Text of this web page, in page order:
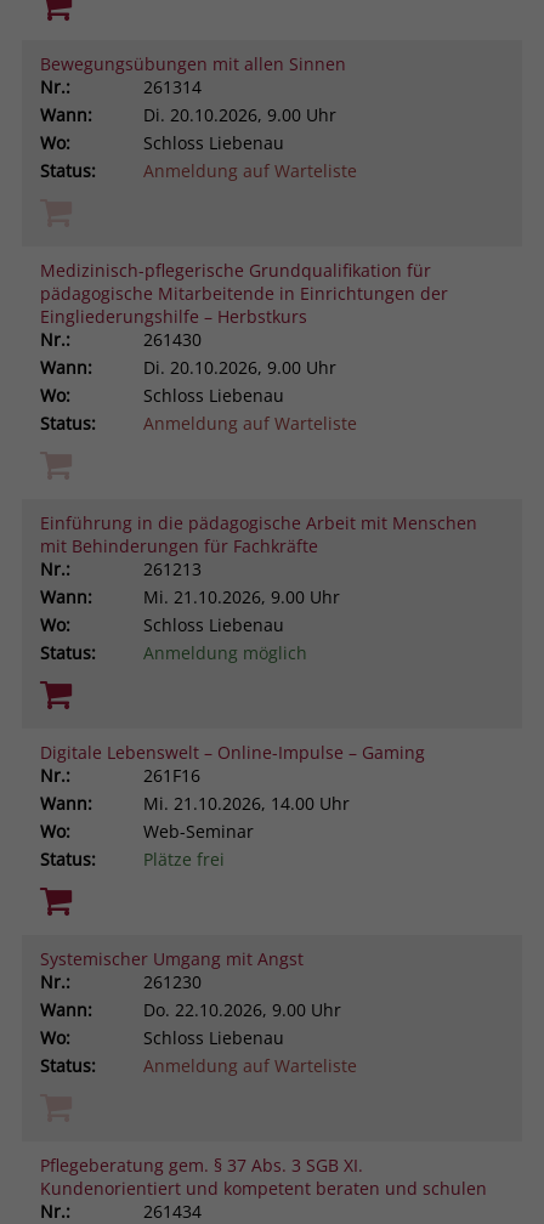
Bewegungsübungen mit allen Sinnen
Nr.:
261314
Wann:
Di. 20.10.2026, 9.00 Uhr
Wo:
Schloss Liebenau
Status:
Anmeldung auf Warteliste
Medizinisch-pflegerische Grundqualifikation für
pädagogische Mitarbeitende in Einrichtungen der
Eingliederungshilfe – Herbstkurs
Nr.:
261430
Wann:
Di. 20.10.2026, 9.00 Uhr
Wo:
Schloss Liebenau
Status:
Anmeldung auf Warteliste
Einführung in die pädagogische Arbeit mit Menschen
mit Behinderungen für Fachkräfte
Nr.:
261213
Wann:
Mi. 21.10.2026, 9.00 Uhr
Wo:
Schloss Liebenau
Status:
Anmeldung möglich
Digitale Lebenswelt – Online-Impulse – Gaming
Nr.:
261F16
Wann:
Mi. 21.10.2026, 14.00 Uhr
Wo:
Web-Seminar
Status:
Plätze frei
Systemischer Umgang mit Angst
Nr.:
261230
Wann:
Do. 22.10.2026, 9.00 Uhr
Wo:
Schloss Liebenau
Status:
Anmeldung auf Warteliste
Pflegeberatung gem. § 37 Abs. 3 SGB XI.
Kundenorientiert und kompetent beraten und schulen
Nr.:
261434